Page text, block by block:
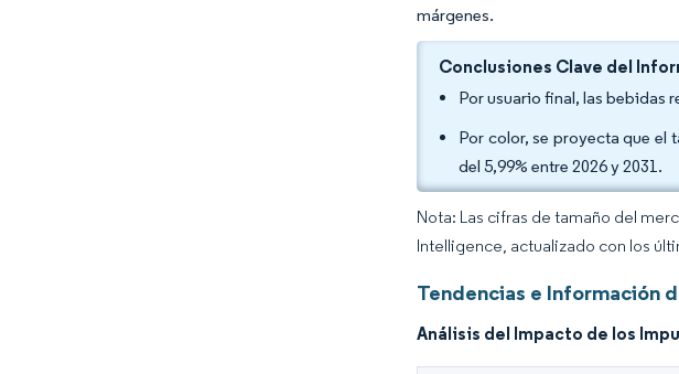
márgenes.
Conclusiones Clave del
Por usuario final, las bebidas
Por color, se proyecta que el
del 5,99% entre 2026 y 2031.
Nota: Las cifras de tamaño del
Intelligence, actualizado con los
Tendencias e Información
Análisis del Impacto de los